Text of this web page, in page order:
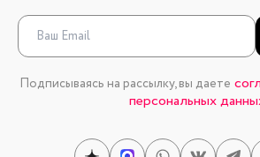
Подписываясь на рассылку, вы даете
персональных